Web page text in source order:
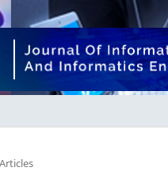
Articles